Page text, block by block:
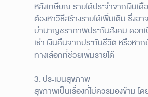
หลังเกษียณ รายได้ประจำจากเงินเ
ต้องหาวิธีสร้างรายได้เพิ่มเติม ซึ่งอ
บำนาญชราภาพประกันสังคม ดอก
เช่า เงินคืนจากประกันชีวิต หรือหา
ทางเลือกที่ช่วยเพิ่มรายได้
3. ประเมินสุขภาพ
สุขภาพเป็นเรื่องที่ไม่ควรมองข้าม โ